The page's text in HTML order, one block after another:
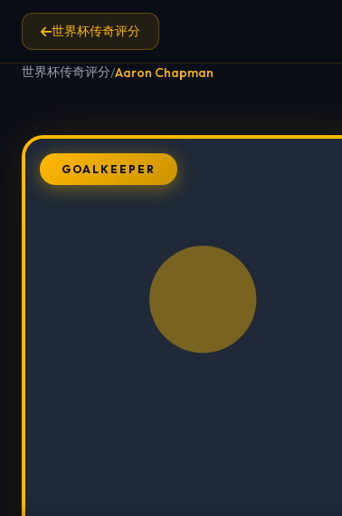
世界杯传奇评分
世界杯传奇评分/Aaron Chapman
GOALKEEPER